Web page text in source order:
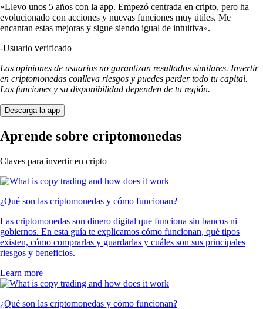
«Llevo unos 5 años con la app. Empezó centrada en cripto, pero ha
evolucionado con acciones y nuevas funciones muy útiles. Me
encantan estas mejoras y sigue siendo igual de intuitiva».
-Usuario verificado
Las opiniones de usuarios no garantizan resultados similares. Invertir
en criptomonedas conlleva riesgos y puedes perder todo tu capital.
Las funciones y su disponibilidad dependen de tu región.
Descarga la app
Aprende sobre criptomonedas
Claves para invertir en cripto
¿Qué son las criptomonedas y cómo funcionan?
Las criptomonedas son dinero digital que funciona sin bancos ni
gobiernos. En esta guía te explicamos cómo funcionan, qué tipos
existen, cómo comprarlas y guardarlas y cuáles son sus principales
riesgos y beneficios.
Learn more
¿Qué son las criptomonedas y cómo funcionan?